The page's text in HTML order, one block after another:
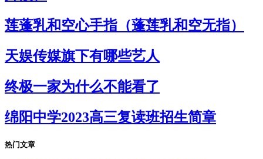
莲蓬乳和空心手指（蓬莲乳和空无指）
天娱传媒旗下有哪些艺人
终极一家为什么不能看了
绵阳中学2023高三复读班招生简章
热门文章